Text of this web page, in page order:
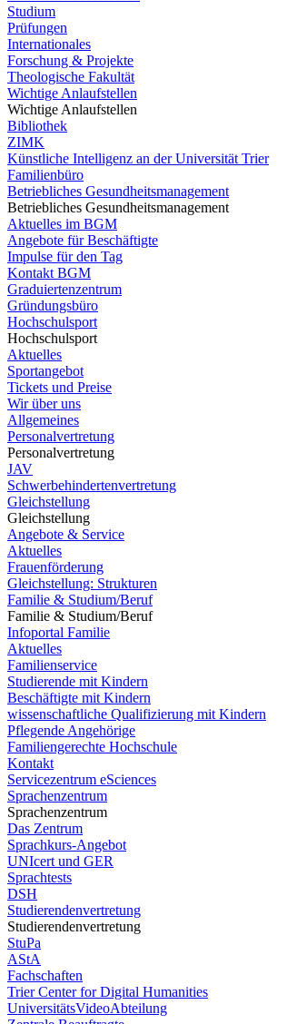
Studium
Prüfungen
Internationales
Forschung & Projekte
Theologische Fakultät
Wichtige Anlaufstellen
Wichtige Anlaufstellen
Bibliothek
ZIMK
Künstliche Intelligenz an der Universität Trier
Familienbüro
Betriebliches Gesundheitsmanagement
Betriebliches Gesundheitsmanagement
Aktuelles im BGM
Angebote für Beschäftigte
Impulse für den Tag
Kontakt BGM
Graduiertenzentrum
Gründungsbüro
Hochschulsport
Hochschulsport
Aktuelles
Sportangebot
Tickets und Preise
Wir über uns
Allgemeines
Personalvertretung
Personalvertretung
JAV
Schwerbehindertenvertretung
Gleichstellung
Gleichstellung
Angebote & Service
Aktuelles
Frauenförderung
Gleichstellung: Strukturen
Familie & Studium/Beruf
Familie & Studium/Beruf
Infoportal Familie
Aktuelles
Familienservice
Studierende mit Kindern
Beschäftigte mit Kindern
wissenschaftliche Qualifizierung mit Kindern
Pflegende Angehörige
Familiengerechte Hochschule
Kontakt
Servicezentrum eSciences
Sprachenzentrum
Sprachenzentrum
Das Zentrum
Sprachkurs-Angebot
UNIcert und GER
Sprachtests
DSH
Studierendenvertretung
Studierendenvertretung
StuPa
AStA
Fachschaften
Trier Center for Digital Humanities
UniversitätsVideoAbteilung